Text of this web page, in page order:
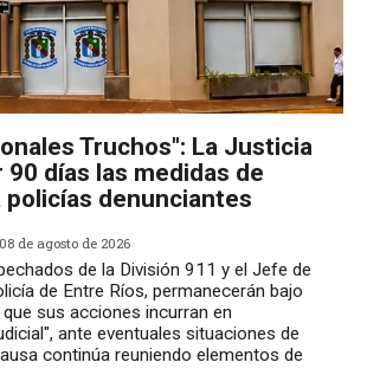
Truchos": La Justicia
días las medidas de
denunciantes
08 de agosto de 2026
de la División 911 y el Jefe de
de Entre Ríos, permanecerán bajo
sus acciones incurran en
ante eventuales situaciones de
continúa reuniendo elementos de